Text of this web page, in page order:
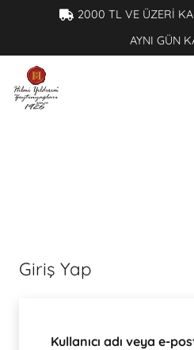
2000 TL VE ÜZERİ
AYNI GÜN
Giriş Yap
Kullanıcı adı veya e-